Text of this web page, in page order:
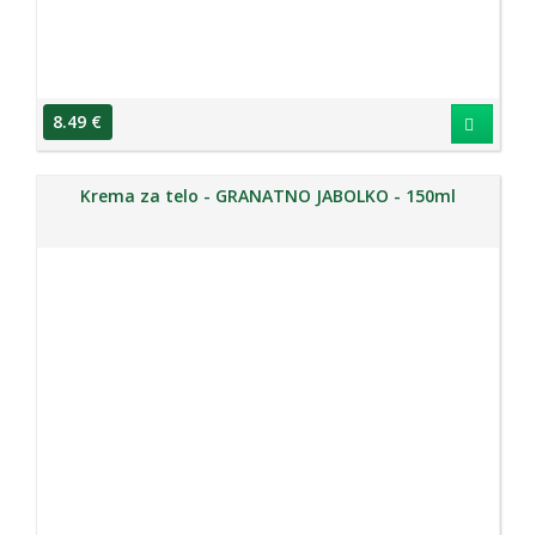
8.49 €
Krema za telo - GRANATNO JABOLKO - 150ml